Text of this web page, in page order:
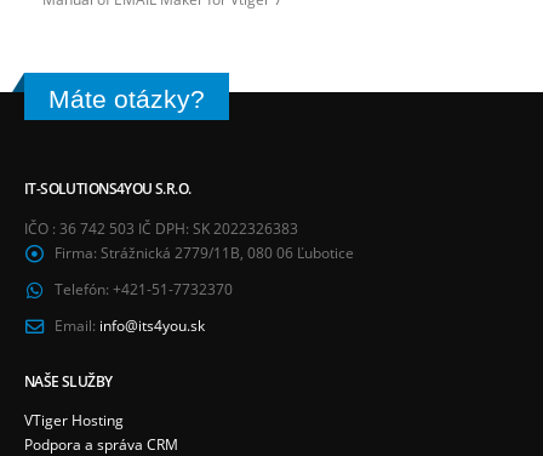
Máte otázky?
IT-SOLUTIONS4YOU S.R.O.
IČO : 36 742 503 IČ DPH: SK 2022326383
Firma: Strážnická 2779/11B, 080 06 Ľubotice
Telefón: +421-51-7732370
Email: info@its4you.sk
NAŠE SLUŽBY
VTiger Hosting
Podpora a správa CRM